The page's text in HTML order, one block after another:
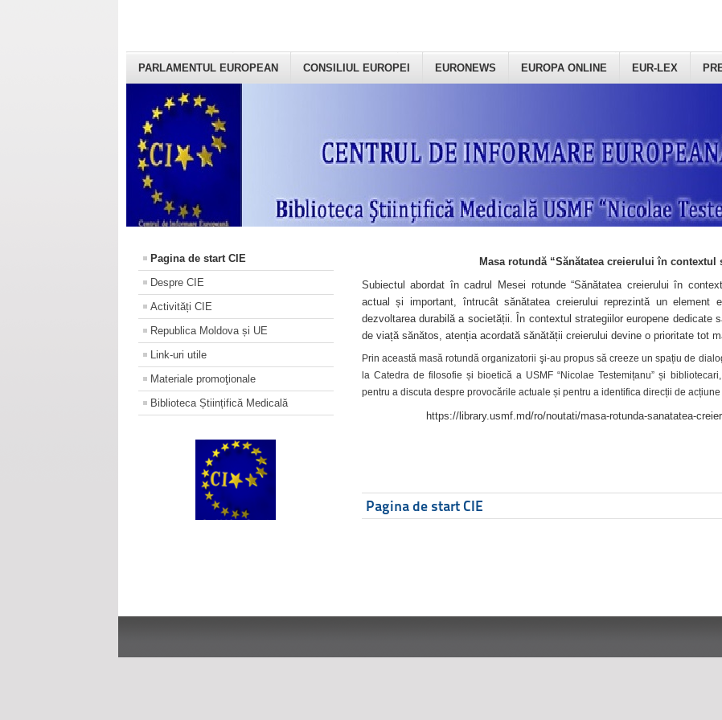
PARLAMENTUL EUROPEAN CONSILIUL EUROPEI EURONEWS EUROPA ONLINE EUR-LEX
Pagina de start CIE
Despre CIE
Activități CIE
Republica Moldova și UE
Link-uri utile
Materiale promoţionale
Biblioteca Științifică Medicală
Masa rotundă “Sănătatea creierului în contextul
Subiectul abordat în cadrul Mesei rotunde “Sănătatea creierului în
actual și important, întrucât sănătatea creierului reprezintă un element
dezvoltarea durabilă a societății. În contextul strategiilor europene dedicate
de viață sănătos, atenția acordată sănătății creierului devine o prioritate tot
Prin această masă rotundă organizatorii şi-au propus să creeze un spațiu de
la Catedra de filosofie și bioetică a USMF “Nicolae Testemițanu” și
pentru a discuta despre provocările actuale și pentru a identifica direcții de
https://library.usmf.md/ro/noutati/masa-rotunda-sanatatea-
Pagina de start CIE